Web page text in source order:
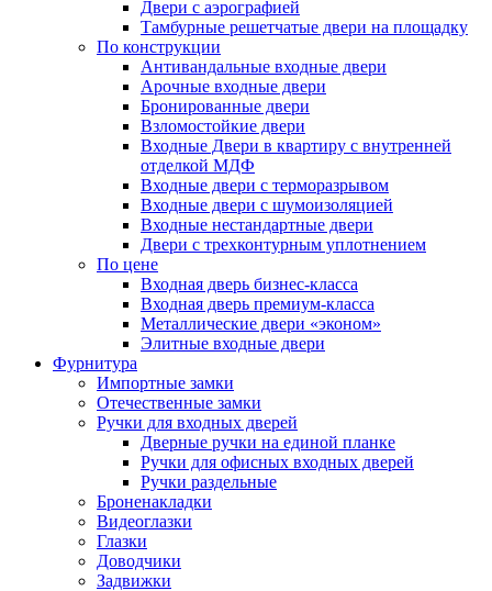
Двери с аэрографией
Тамбурные решетчатые двери на площадку
По конструкции
Антивандальные входные двери
Арочные входные двери
Бронированные двери
Взломостойкие двери
Входные Двери в квартиру с внутренней
отделкой МДФ
Входные двери с терморазрывом
Входные двери с шумоизоляцией
Входные нестандартные двери
Двери с трехконтурным уплотнением
По цене
Входная дверь бизнес-класса
Входная дверь премиум-класса
Металлические двери «эконом»
Элитные входные двери
Фурнитура
Импортные замки
Отечественные замки
Ручки для входных дверей
Дверные ручки на единой планке
Ручки для офисных входных дверей
Ручки раздельные
Броненакладки
Видеоглазки
Глазки
Доводчики
Задвижки